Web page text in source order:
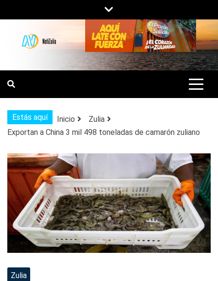
al
contenido
NOTIZULIA
NOTICIAS DEL ZULIA, VENEZUELA Y
DE INTERÉS GENERAL.
Estás aquí Inicio
Zulia
Exportan a China 3 mil 498 toneladas de camarón zuliano
Zulia